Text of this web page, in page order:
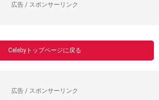
広告 / スポンサーリンク
Celebyトップページに戻る
広告 / スポンサーリンク